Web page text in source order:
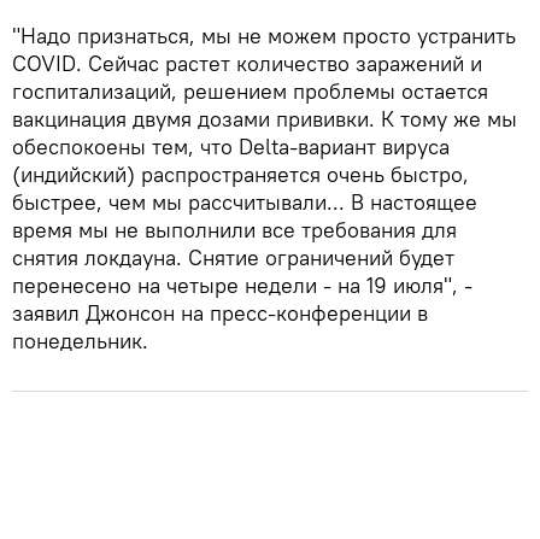
"Надо признаться, мы не можем просто устранить
COVID. Сейчас растет количество заражений и
госпитализаций, решением проблемы остается
вакцинация двумя дозами прививки. К тому же мы
обеспокоены тем, что Delta-вариант вируса
(индийский) распространяется очень быстро,
быстрее, чем мы рассчитывали... В настоящее
время мы не выполнили все требования для
снятия локдауна. Снятие ограничений будет
перенесено на четыре недели - на 19 июля", -
заявил Джонсон на пресс-конференции в
понедельник.